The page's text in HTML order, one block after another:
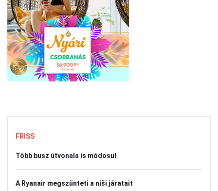
FRISS
Több busz útvonala is módosul
A Ryanair megszünteti a niši járatait